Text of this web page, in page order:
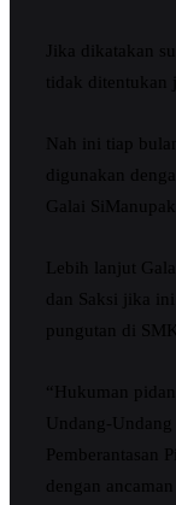
Jika dikatakan
tidak ditentukan
Nah ini tiap
digunakan
Galai SiManupak
Lebih lanjut
dan Saksi jika
pungutan di
“Hukuman
Undang-
Pemberantasan
dengan